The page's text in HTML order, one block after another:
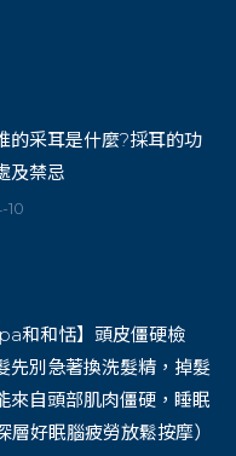
的采耳是什麼?採耳的功
及禁忌
10
和和恬】頭皮僵硬檢
先別急著換洗髮精，掉髮
來自頭部肌肉僵硬，睡眠
層好眠腦疲勞放鬆按摩）